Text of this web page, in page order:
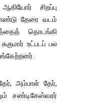
சிறப்பு
தேரை வடம்
தொடங்கி
உட்படப் பல
அம்பாள் தேர்,
சண்டிகேஸ்வரர்